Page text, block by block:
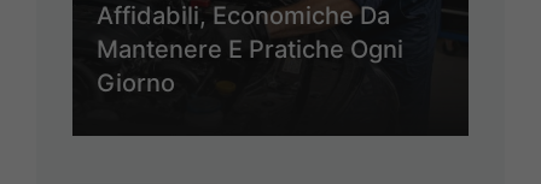
Affidabili, Economiche Da
Mantenere E Pratiche Ogni
Giorno